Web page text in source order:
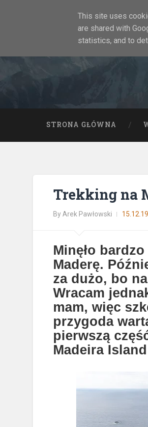
STRONA GŁÓWNA
Trekking na
By Arek Pawłowski 15.12.19
Minęło
Maderę.
za dużo, bo
Wracam
mam, więc
przygoda
pierwszą
Madeira
This site uses
are shared with
statistics, and to